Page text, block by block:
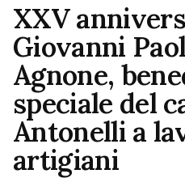
XXV
Giovanni
Agnone,
speciale del
Antonelli a
artigiani